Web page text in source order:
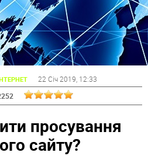
22 Січ 2019 , 12:33
просування
сайту?